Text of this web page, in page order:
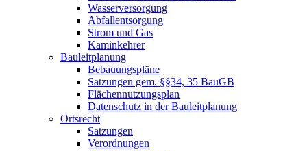
Wasserversorgung
Abfallentsorgung
Strom und Gas
Kaminkehrer
Bauleitplanung
Bebauungspläne
Satzungen gem. §§34, 35 BauGB
Flächennutzungsplan
Datenschutz in der Bauleitplanung
Ortsrecht
Satzungen
Verordnungen